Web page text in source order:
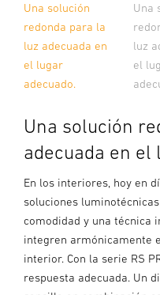
Una solución
redonda para la
luz adecuada en
el lugar
adecuado.
Una
luz
el
Una solución
adecuada en el
En los interiores, hoy en
soluciones
comodidad y una técnica
integren armónicamente
interior. Con la serie RS
respuesta adecuada. Un